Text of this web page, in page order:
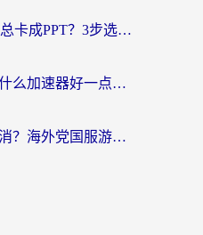
国外玩公主连结：Re总卡成PPT？3步选对加速器，畅玩国服无压力
在国外打明日之后用什么加速器好一点？海外玩家亲测有效的国服游戏加速指南
法国怎么玩宾果消消消？海外党国服游戏加速器终极指南（附漫威召唤与合成解决办法）